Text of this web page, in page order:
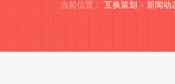
当前位置： 互换策划 > 新闻动